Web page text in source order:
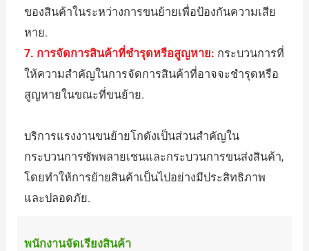
ของสินค้าในระหว่างการขนย้ายเพื่อป้องกันความเสีย
หาย.
7. การจัดการสินค้าที่ชำรุดหรือสูญหาย: กระบวนการที่
ให้ความสำคัญในการจัดการสินค้าที่อาจจะชำรุดหรือ
สูญหายในขณะที่ขนย้าย.
บริการแรงงานขนย้ายโกดังเป็นส่วนสำคัญใน
กระบวนการซัพพลายเชนและกระบวนการขนส่งสินค้า,
โดยทำให้การย้ายสินค้าเป็นไปอย่างมีประสิทธิภาพ
และปลอดภัย.
พนักงานจัดเรียงสินค้า